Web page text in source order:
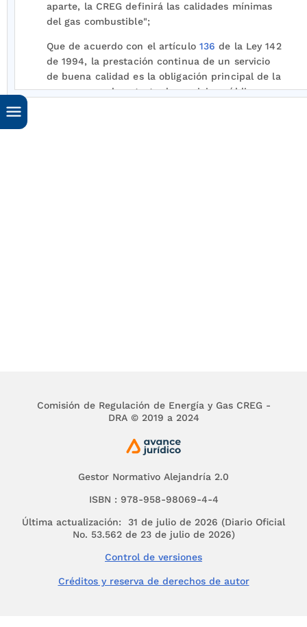
aparte, la CREG definirá las calidades mínimas
del gas combustible";
Que de acuerdo con el artículo 136 de la Ley 142
de 1994, la prestación continua de un servicio
de buena calidad es la obligación principal de la
empresa en el contrato de servicios públicos;
remunerar las actividades de distribución y
comercialización de gas combustible, y las
servicio público domiciliario de distribución de
incluirían en los cargos de distribución las
correspondientes inversiones y gastos que
demande el cumplimiento de los estándares de
necesarios para establecer los estándares de
Gestor Normativo Alejandría 2.0
ISBN : 978-958-98069-4-4
Última actualización: 31 de julio de 2026 (Diario Oficial
No. 53.562 de 23 de julio de 2026)
Control de versiones
Créditos y reserva de derechos de autor
Comisión de Regulación de Energía y Gas CREG -
DRA © 2019 a 2024